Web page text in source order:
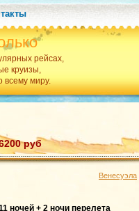
рейсах,
круизы,
всему миру.
руб
Венесуэла
ночей + 2 ночи перелета